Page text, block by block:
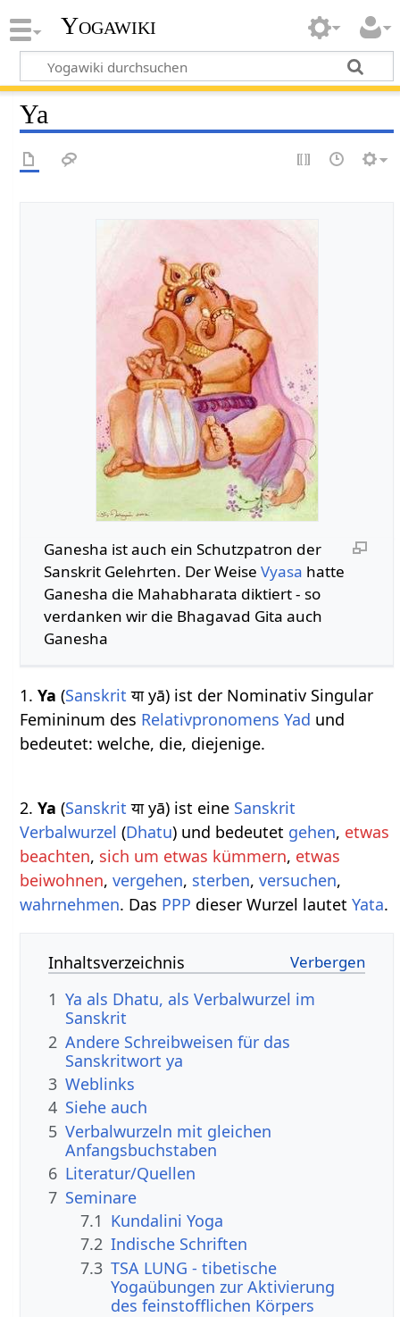
Yogawiki
Ya
Ganesha ist auch ein Schutzpatron der
Sanskrit Gelehrten. Der Weise Vyasa hatte
Ganesha die Mahabharata diktiert - so
verdanken wir die Bhagavad Gita auch
Ganesha
1.Ya (Sanskrit या yā) ist der Nominativ Singular
Femininum des Relativpronomens Yad und
bedeutet: welche, die, diejenige.
2.Ya (Sanskrit या yā) ist eine Sanskrit
Verbalwurzel (Dhatu) und bedeutet gehen, etwas
beachten, sich um etwas kümmern, etwas
beiwohnen,vergehen, sterben,versuchen,
wahrnehmen. Das PPP dieser Wurzel lautetYata.
Inhaltsverzeichnis
1 Ya als Dhatu, als Verbalwurzel im
Sanskrit
2 Andere Schreibweisen für das
Sanskritwort ya
3 Weblinks
4 Siehe auch
5 Verbalwurzeln mit gleichen
Anfangsbuchstaben
6 Literatur/Quellen
7 Seminare
7.1 Kundalini Yoga
7.2 Indische Schriften
7.3 TSA LUNG - tibetische
Yogaübungen zur Aktivierung
des feinstofflichen Körpers